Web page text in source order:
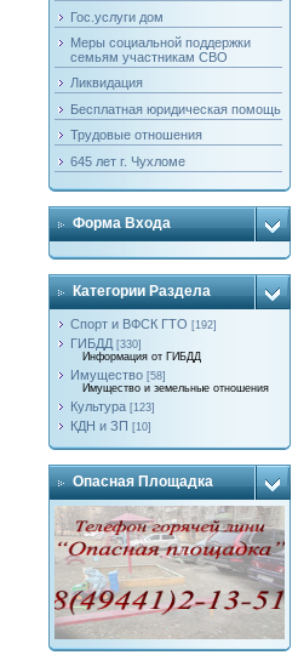
Гос.услуги дом
Меры социальной поддержки
семьям участникам СВО
Ликвидация
Бесплатная юридическая помощь
Трудовые отношения
645 лет г. Чухломе
Форма Входа
Категории Раздела
Спорт и ВФСК ГТО [192]
ГИБДД [330]
Информация от ГИБДД
Имущество [58]
Имущество и земельные отношения
Культура [123]
КДН и ЗП [10]
Опасная Площадка